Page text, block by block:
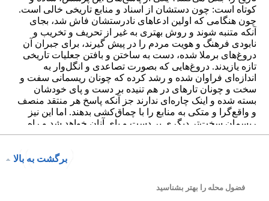
برگشت به بالا
فضول محله را بهتر بشناسید